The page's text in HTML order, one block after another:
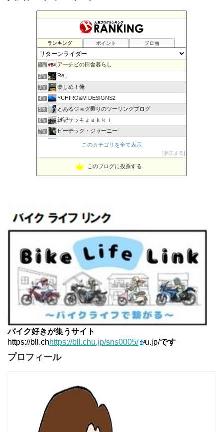
ランキング ポイント ブロ画
1位 アーチビの田舎暮らし
2位 Re:
3位 楽しめ！俺
4位 YUHIRO&M DESIGNS2
5位 とあるジョグ乗りのツーリングブログ
6位 雑記ザッキｚａｋｋｉ
7位 ビーテック・ジャーニー
◆Akira's Candid Photography
11位 MT-07と私。走る
15位 ほんまもん商会
このカテゴリを全て表示
参加する
このブログに投票する
バイク好きが集うサイト
https://bll.chhttps://bll.chu.jp/sns0005/ u.jp/です
プロフィール